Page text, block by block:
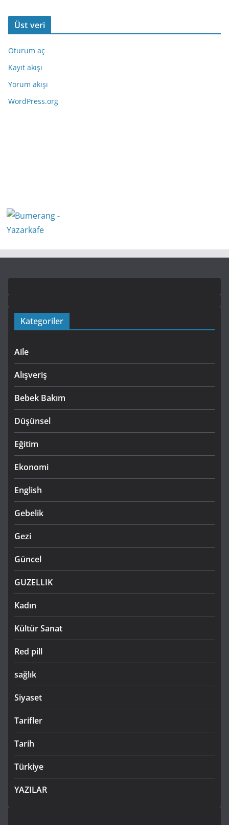
Üst veri
Oturum aç
Kayıt akışı
Yorum akışı
WordPress.org
Kategoriler
Aile
Alışveriş
Bebek Bakım
Düşünsel
Eğitim
Ekonomi
English
Gebelik
Gezi
Güncel
GUZELLIK
Kadın
Kültür Sanat
Red pill
sağlık
Siyaset
Tarifler
Tarih
Türkiye
YAZILAR